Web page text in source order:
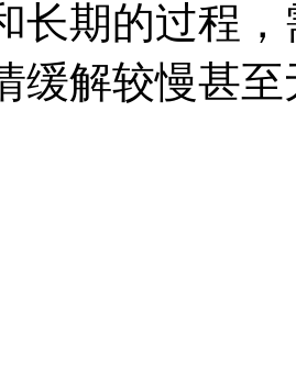
长期的过程
缓解较慢甚